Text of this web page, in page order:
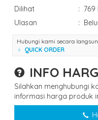
Dilihat
: 769
Ulasan
:
Hubungi kami secara
QUICK ORDER
INFO
Silahkan menghubungi
informasi harga produk